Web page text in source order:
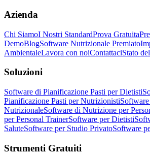
Azienda
Chi SiamoI Nostri StandardProva Gratuita
DemoBlogSoftware Nutrizionale Premiato
AmbientaleLavora con noiContattaciStato
Soluzioni
Software di Pianificazione Pasti per Dietisti
Pianificazione Pasti per Nutrizionisti
NutrizionaleSoftware di Nutrizione per
per Personal TrainerSoftware per Dietisti
SaluteSoftware per Studio PrivatoSoftware
Strumenti Gratuiti